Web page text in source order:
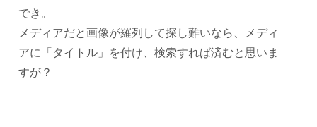
でき。
メディアだと画像が羅列して探し難いなら、メディ
アに「タイトル」を付け、検索すれば済むと思いま
すが？